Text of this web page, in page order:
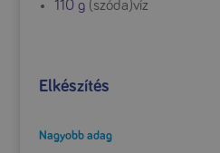
110 g(szóda)víz
Elkészítés
Nagyobb adag